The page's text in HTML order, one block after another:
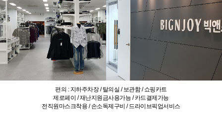
편의 : 지하주차장 / 탈의실 / 보관함 / 쇼핑카트
제로페이 / 재난지원금사용가능 / 카드결제가능
전직원마스크착용 / 손소독제구비 / 드라이브픽업서비스